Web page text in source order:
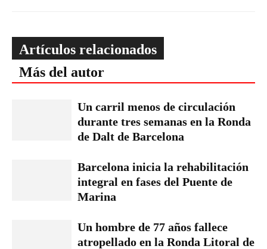
Artículos relacionados
Más del autor
Un carril menos de circulación
durante tres semanas en la Ronda
de Dalt de Barcelona
Barcelona inicia la rehabilitación
integral en fases del Puente de
Marina
Un hombre de 77 años fallece
atropellado en la Ronda Litoral de